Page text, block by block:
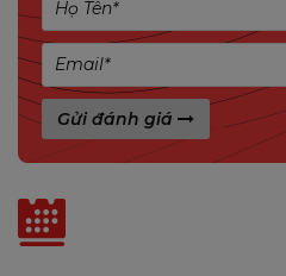
✬ THÔNG SỐ MIXIE MT-4100:
Gửi đánh giá